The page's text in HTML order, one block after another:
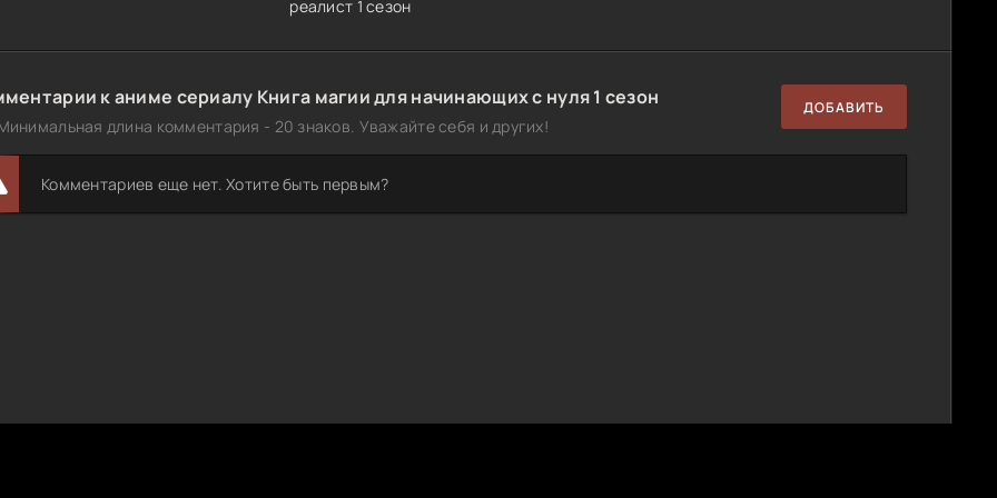
реалист 1 сезон
к аниме сериалу Книга магии для начинающих с нуля 1 сезон
длина комментария - 20 знаков. Уважайте себя и других!
ДОБАВИТЬ
Комментариев еще нет. Хотите быть первым?